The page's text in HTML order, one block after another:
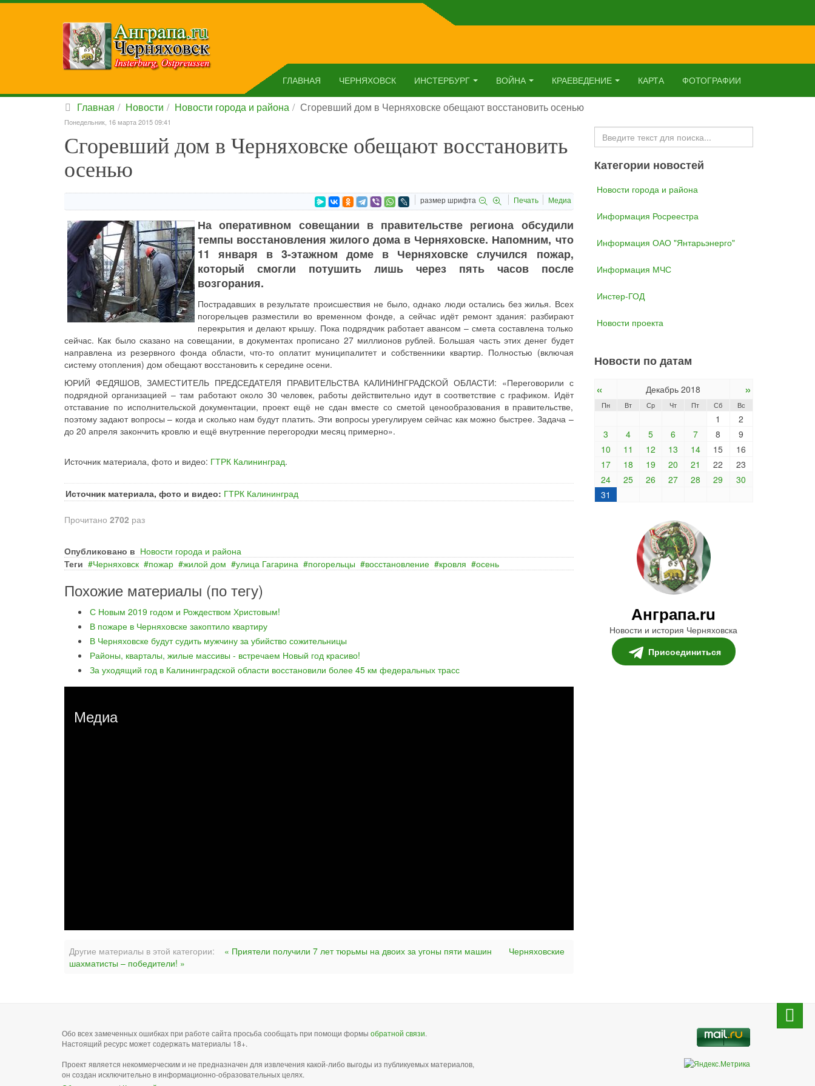
ГЛАВНАЯ ЧЕРНЯХОВСК ИНСТЕРБУРГ ВОЙНА КРАЕВЕДЕНИЕ КАРТА ФОТОГРАФИИ
Главная Новости Новости города и района Сгоревший дом в Черняховске обещают восстановить осенью
Понедельник, 16 марта 2015 09:41
Сгоревший дом в Черняховске обещают восстановить
осенью
размер шрифта Печать Медиа
На оперативном совещании в правительстве региона обсудили
темпы восстановления жилого дома в Черняховске. Напомним, что
11 января в 3-этажном доме в Черняховске случился пожар,
который смогли потушить лишь через пять часов после
возгорания.
Пострадавших в результате происшествия не было, однако люди остались без жилья. Всех
погорельцев разместили во временном фонде, а сейчас идёт ремонт здания: разбирают
перекрытия и делают крышу. Пока подрядчик работает авансом – смета составлена только
сейчас. Как было сказано на совещании, в документах прописано 27 миллионов рублей. Большая часть этих денег будет
направлена из резервного фонда области, что-то оплатит муниципалитет и собственники квартир. Полностью (включая
систему отопления) дом обещают восстановить к середине осени.
ЮРИЙ ФЕДЯШОВ, ЗАМЕСТИТЕЛЬ ПРЕДСЕДАТЕЛЯ ПРАВИТЕЛЬСТВА КАЛИНИНГРАДСКОЙ ОБЛАСТИ: «Переговорили с
подрядной организацией – там работают около 30 человек, работы действительно идут в соответствие с графиком. Идёт
отставание по исполнительской документации, проект ещё не сдан вместе со сметой ценообразования в правительстве,
поэтому задают вопросы – когда и сколько нам будут платить. Эти вопросы урегулируем сейчас как можно быстрее. Задача –
до 20 апреля закончить кровлю и ещё внутренние перегородки месяц примерно».
Источник материала, фото и видео: ГТРК Калининград.
Источник материала, фото и видео: ГТРК Калининград
Прочитано 2702 раз
Опубликовано в Новости города и района
Теги
Черняховск пожар жилой дом улица Гагарина погорельцы восстановление кровля осень
Похожие материалы (по тегу)
С Новым 2019 годом и Рождеством Христовым!
В пожаре в Черняховске закоптило квартиру
В Черняховске будут судить мужчину за убийство сожительницы
Районы, кварталы, жилые массивы - встречаем Новый год красиво!
За уходящий год в Калининградской области восстановили более 45 км федеральных трасс
Медиа
Другие материалы в этой категории: « Приятели получили 7 лет тюрьмы на двоих за угоны пяти машин
Черняховские
шахматисты – победители! »
Искать...
Категории новостей
Новости города и района
Информация Росреестра
Информация ОАО "Янтарьэнерго"
Информация МЧС
Инстер-ГОД
Новости проекта
Новости по датам
« Декабрь 2018 »
Пн Вт Ср Чт Пт Сб Вс
1
2
3
4 5 6 7 8
9
10
11 12 13 14 15
16
17
18 19 20 21 22
23
24
25 26 27 28 29
30
31
Анграпа.ru
Новости и история Черняховска
Присоединиться
Обо всех замеченных ошибках при работе сайта просьба сообщать при помощи формы обратной связи.
Настоящий ресурс может содержать материалы 18+.
Проект является некоммерческим и не предназначен для извлечения какой-либо выгоды из публикуемых материалов,
он создан исключительно в информационно-образовательных целях.